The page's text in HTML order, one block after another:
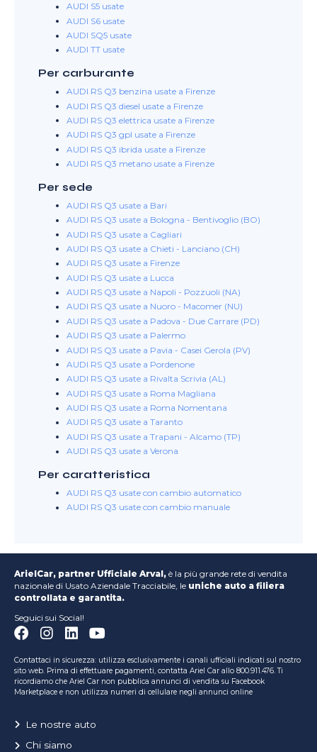
AUDI S5 usate
AUDI S6 usate
AUDI SQ5 usate
AUDI TT usate
Per carburante
AUDI RS Q3 benzina usate a Firenze
AUDI RS Q3 diesel usate a Firenze
AUDI RS Q3 elettrica usate a Firenze
AUDI RS Q3 gpl usate a Firenze
AUDI RS Q3 ibrida usate a Firenze
AUDI RS Q3 metano usate a Firenze
Per sede
AUDI RS Q3 usate a Bari
AUDI RS Q3 usate a Bologna - Bentivoglio (BO)
AUDI RS Q3 usate a Cagliari
AUDI RS Q3 usate a Chieti - Lanciano (CH)
AUDI RS Q3 usate a Firenze
AUDI RS Q3 usate a Lucca
AUDI RS Q3 usate a Napoli - Pozzuoli (NA)
AUDI RS Q3 usate a Nuoro - Macomer (NU)
AUDI RS Q3 usate a Padova - Due Carrare (PD)
AUDI RS Q3 usate a Palermo
AUDI RS Q3 usate a Pavia - Casei Gerola (PV)
AUDI RS Q3 usate a Pordenone
AUDI RS Q3 usate a Rivalta Scrivia (AL)
AUDI RS Q3 usate a Roma Magliana
AUDI RS Q3 usate a Roma Nomentana
AUDI RS Q3 usate a Taranto
AUDI RS Q3 usate a Trapani - Alcamo (TP)
AUDI RS Q3 usate a Verona
Per caratteristica
AUDI RS Q3 usate con cambio automatico
AUDI RS Q3 usate con cambio manuale
ArielCar, partner Ufficiale Arval, è la più grande rete di vendita
nazionale di Usato Aziendale Tracciabile, le uniche auto a filiera
controllata e garantita.
Seguici sui Social!
Contattaci in sicurezza: utilizza esclusivamente i canali ufficiali indicati sul nostro
sito web. Prima di effettuare pagamenti, contatta Ariel Car allo 800.911.476. Ti
ricordiamo che Ariel Car non pubblica annunci di vendita su Facebook
Marketplace e non utilizza numeri di cellulare negli annunci online
Le nostre auto
Chi siamo